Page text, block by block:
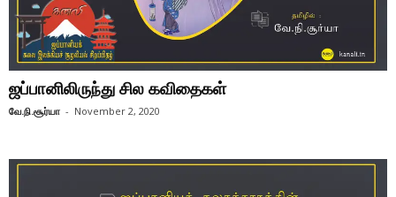
ஜப்பானிலிருந்து சில கவிதைகள்
வே.நி.சூர்யா - November 2, 2020